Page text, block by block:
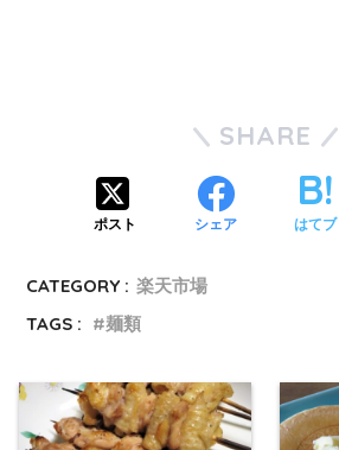
SHARE
ポスト シェア はてブ
CATEGORY : 楽天市場
TAGS :
麺類